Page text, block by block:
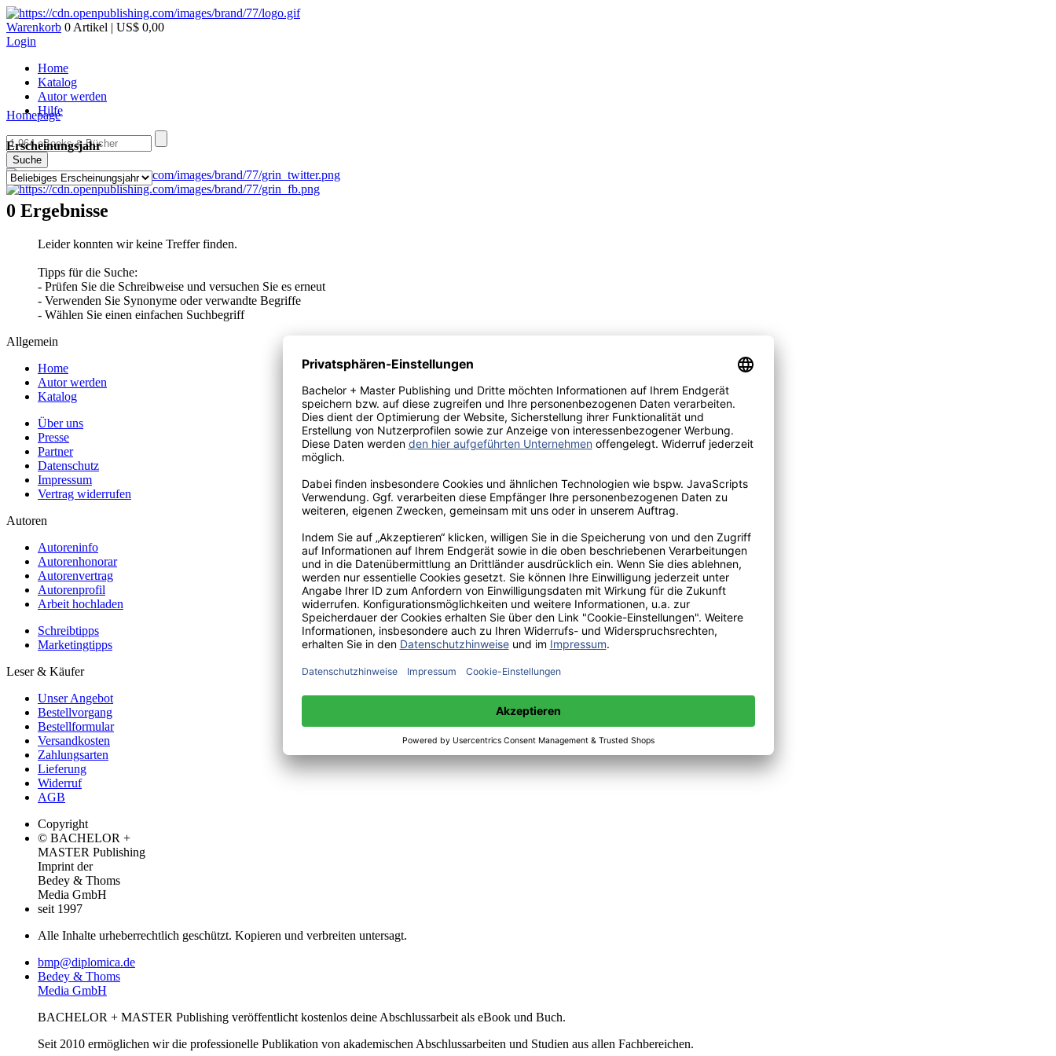
Warenkorb 0 Artikel | US$ 0,00
Login
Home
Katalog
Autor werden
Hilfe
Suche
Homepage
Erscheinungsjahr
0 Ergebnisse
Leider konnten wir keine Treffer finden.
Tipps für die Suche:
- Prüfen Sie die Schreibweise und versuchen Sie es erneut
- Verwenden Sie Synonyme oder verwandte Begriffe
- Wählen Sie einen einfachen Suchbegriff
Allgemein
Home
Autor werden
Katalog
Über uns
Presse
Partner
Datenschutz
Impressum
Vertrag widerrufen
Autoren
Autoreninfo
Autorenhonorar
Autorenvertrag
Autorenprofil
Arbeit hochladen
Schreibtipps
Marketingtipps
Leser & Käufer
Unser Angebot
Bestellvorgang
Bestellformular
Versandkosten
Zahlungsarten
Lieferung
Widerruf
AGB
Copyright
© BACHELOR +
MASTER Publishing
Imprint der
Bedey & Thoms
Media GmbH
seit 1997
Alle Inhalte urheberrechtlich geschützt. Kopieren und verbreiten untersagt.
bmp@diplomica.de
Bedey & Thoms
Media GmbH
BACHELOR + MASTER Publishing veröffentlicht kostenlos deine Abschlussarbeit als eBook und Buch.
Seit 2010 ermöglichen wir die professionelle Publikation von akademischen Abschlussarbeiten und Studien aus allen Fachbereichen.